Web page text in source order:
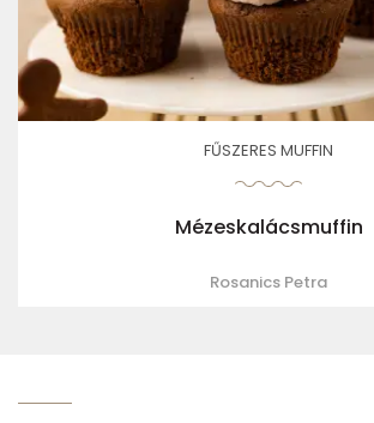
FŰSZERES MUFFIN
Mézeskalácsmuffin
Rosanics Petra